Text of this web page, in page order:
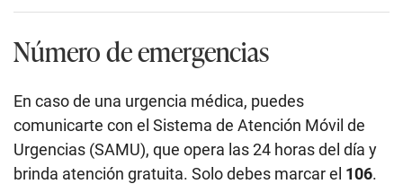
Número de emergencias
En caso de una urgencia médica, puedes
comunicarte con el Sistema de Atención Móvil de
Urgencias (SAMU), que opera las 24 horas del día y
brinda atención gratuita. Solo debes marcar el 106.